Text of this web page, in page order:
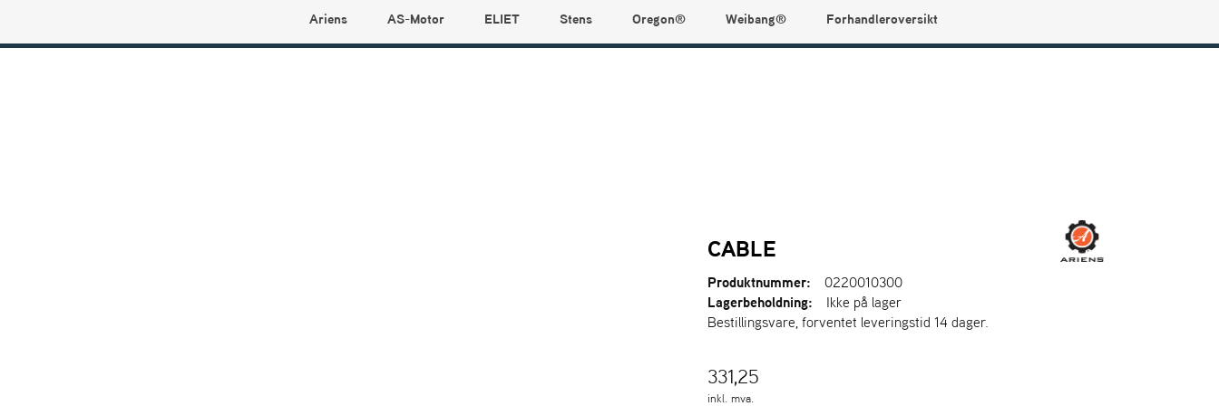
Min side
Ariens AS-Motor ELIET Stens Oregon® Weibang® Forhandleroversikt
CABLE
Produktnummer:
0220010300
Lagerbeholdning:
Ikke på lager
Bestillingsvare, forventet leveringstid 14 dager.
331,25
inkl. mva.